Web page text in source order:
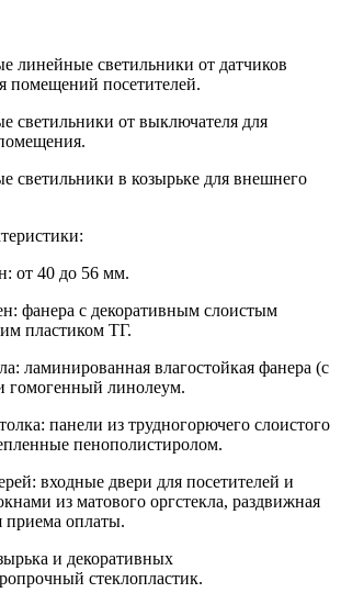
линейные светильники от датчиков
помещений посетителей.
светильники от выключателя для
светильники в козырьке для внешнего
от 40 до 56 мм.
фанера с декоративным слоистым
пластиком ТГ.
ламинированная влагостойкая фанера (с
гомогенный линолеум.
панели из трудногорючего слоистого
пенополистиролом.
входные двери для посетителей и
из матового оргстекла, раздвижная
приема оплаты.
и декоративных
стеклопластик.